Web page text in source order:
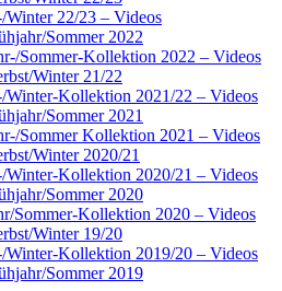
Winter 22/23 – Videos
Sommer 2022
Sommer-Kollektion 2022 – Videos
Winter 21/22
Winter-Kollektion 2021/22 – Videos
Sommer 2021
Sommer Kollektion 2021 – Videos
Winter 2020/21
Winter-Kollektion 2020/21 – Videos
Sommer 2020
Sommer-Kollektion 2020 – Videos
Winter 19/20
Winter-Kollektion 2019/20 – Videos
Sommer 2019